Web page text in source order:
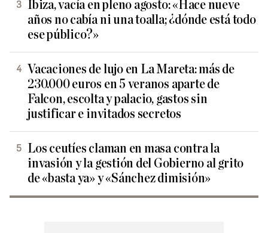
Ibiza, vacía en pleno agosto: «Hace nueve
años no cabía ni una toalla; ¿dónde está todo
ese público?»
Vacaciones de lujo en La Mareta: más de
230.000 euros en 5 veranos aparte de
Falcon, escolta y palacio, gastos sin
justificar e invitados secretos
Los ceutíes claman en masa contra la
invasión y la gestión del Gobierno al grito
de «basta ya» y «Sánchez dimisión»